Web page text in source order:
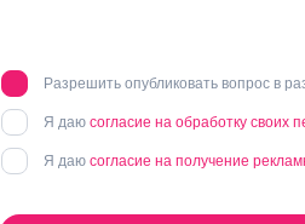
Разрешить опубликовать вопрос в
Я даю согласие на обработку своих
Я даю согласие на получение